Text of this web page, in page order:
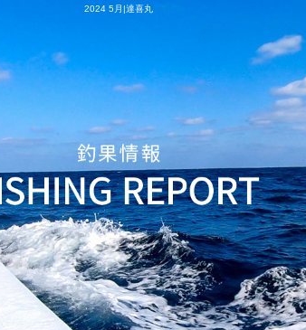
2024 5月|達喜丸